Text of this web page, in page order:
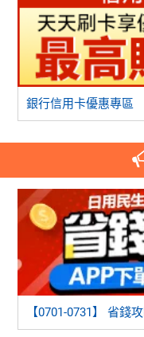
銀行信用卡優惠專區
【0701-0731】 省